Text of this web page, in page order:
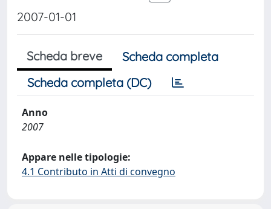
2007-01-01
Scheda breve
Scheda completa
Scheda completa (DC)
Anno
2007
Appare nelle tipologie:
4.1 Contributo in Atti di convegno